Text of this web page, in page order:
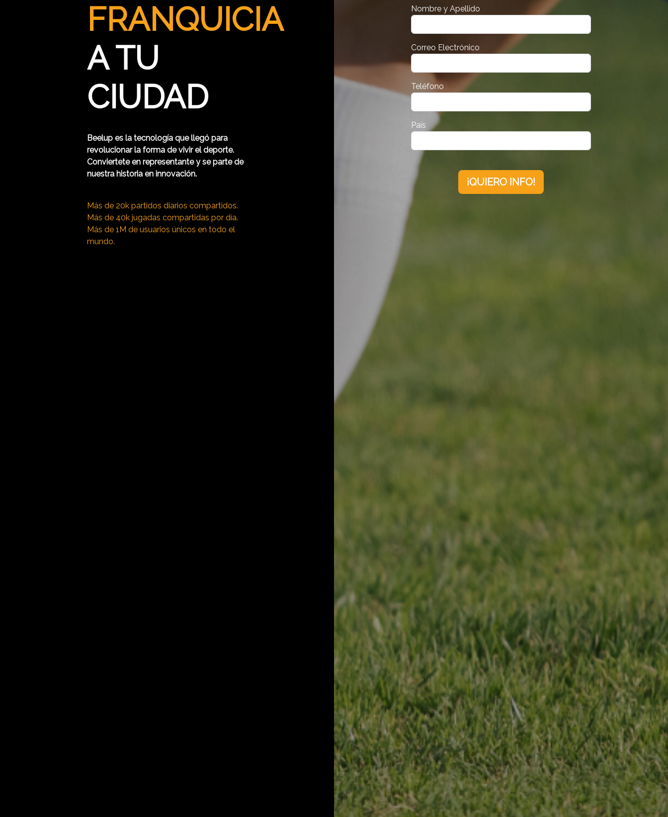
FRANQUICIA
A TU
CIUDAD
Beelup es la tecnología que llegó para
revolucionar la forma de vivir el deporte.
Conviertete en representante y se parte de
nuestra historia en innovación.
Más de 20k partidos diarios compartidos.
Más de 40k jugadas compartidas por día.
Más de 1M de usuarios únicos en todo el
mundo.
Nombre y Apellido
Correo Electrónico
Teléfono
País
¡QUIERO INFO!